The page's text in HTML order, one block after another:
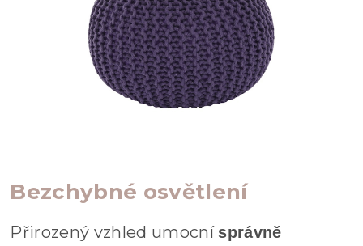
Bezchybné osvětlení
Přirozený vzhled umocní správně